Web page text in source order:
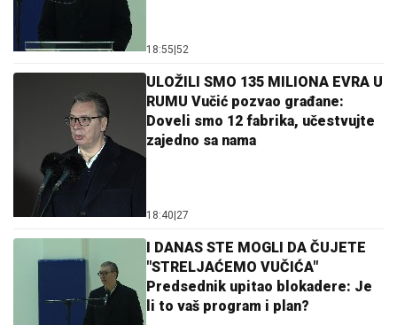
18:55 52
ULOŽILI SMO 135 MILIONA EVRA U
RUMU Vučić pozvao građane:
Doveli smo 12 fabrika, učestvujte
zajedno sa nama
18:40 27
I DANAS STE MOGLI DA ČUJETE
"STRELJAĆEMO VUČIĆA"
Predsednik upitao blokadere: Je
li to vaš program i plan?